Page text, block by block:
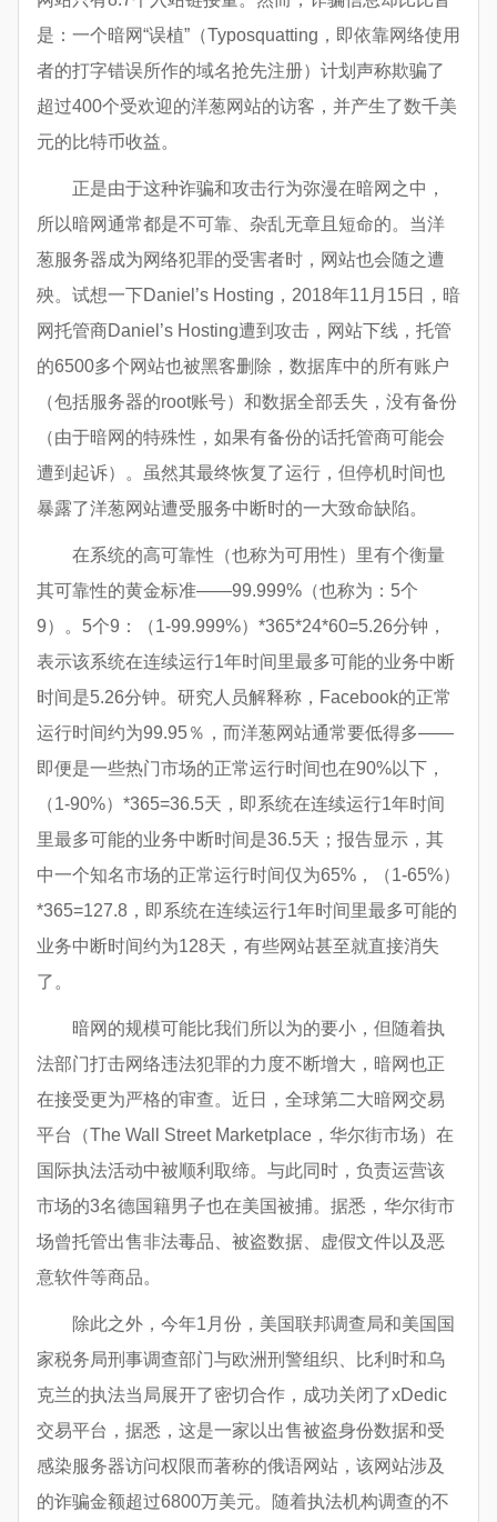
是：一个暗网“误植”（Typosquatting，即依靠网络使用
者的打字错误所作的域名抢先注册）计划声称欺骗了
超过400个受欢迎的洋葱网站的访客，并产生了数千美
元的比特币收益。
正是由于这种诈骗和攻击行为弥漫在暗网之中，
所以暗网通常都是不可靠、杂乱无章且短命的。当洋
葱服务器成为网络犯罪的受害者时，网站也会随之遭
殃。试想一下Daniel’s Hosting，2018年11月15日，暗
网托管商Daniel’s Hosting遭到攻击，网站下线，托管
的6500多个网站也被黑客删除，数据库中的所有账户
（包括服务器的root账号）和数据全部丢失，没有备份
（由于暗网的特殊性，如果有备份的话托管商可能会
遭到起诉）。虽然其最终恢复了运行，但停机时间也
暴露了洋葱网站遭受服务中断时的一大致命缺陷。
在系统的高可靠性（也称为可用性）里有个衡量
其可靠性的黄金标准——99.999%（也称为：5个
9）。5个9：（1-99.999%）*365*24*60=5.26分钟，
表示该系统在连续运行1年时间里最多可能的业务中断
时间是5.26分钟。研究人员解释称，Facebook的正常
运行时间约为99.95％，而洋葱网站通常要低得多——
即便是一些热门市场的正常运行时间也在90%以下，
（1-90%）*365=36.5天，即系统在连续运行1年时间
里最多可能的业务中断时间是36.5天；报告显示，其
中一个知名市场的正常运行时间仅为65%，（1-65%）
*365=127.8，即系统在连续运行1年时间里最多可能的
业务中断时间约为128天，有些网站甚至就直接消失
了。
暗网的规模可能比我们所以为的要小，但随着执
法部门打击网络违法犯罪的力度不断增大，暗网也正
在接受更为严格的审查。近日，全球第二大暗网交易
平台（The Wall Street Marketplace，华尔街市场）在
国际执法活动中被顺利取缔。与此同时，负责运营该
市场的3名德国籍男子也在美国被捕。据悉，华尔街市
场曾托管出售非法毒品、被盗数据、虚假文件以及恶
意软件等商品。
除此之外，今年1月份，美国联邦调查局和美国国
家税务局刑事调查部门与欧洲刑警组织、比利时和乌
克兰的执法当局展开了密切合作，成功关闭了xDedic
交易平台，据悉，这是一家以出售被盗身份数据和受
感染服务器访问权限而著称的俄语网站，该网站涉及
的诈骗金额超过6800万美元。随着执法机构调查的不